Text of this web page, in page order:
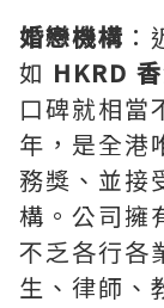
婚戀機構
如 HKRD
口碑就相當
年，是全港
務獎、並接
構。公司擁
不乏各行各
生、律師、